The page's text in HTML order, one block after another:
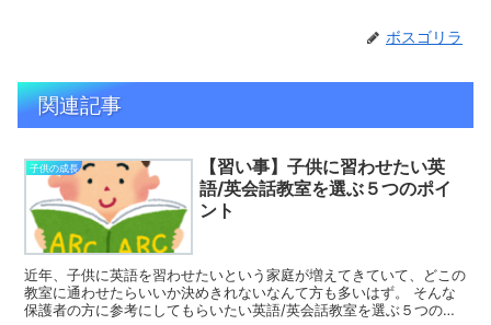
ボスゴリラ
関連記事
子供の成長
【習い事】子供に習わせたい英
語/英会話教室を選ぶ５つのポイ
ント
近年、子供に英語を習わせたいという家庭が増えてきていて、どこの
教室に通わせたらいいか決めきれないなんて方も多いはず。 そんな
保護者の方に参考にしてもらいたい英語/英会話教室を選ぶ５つのポ